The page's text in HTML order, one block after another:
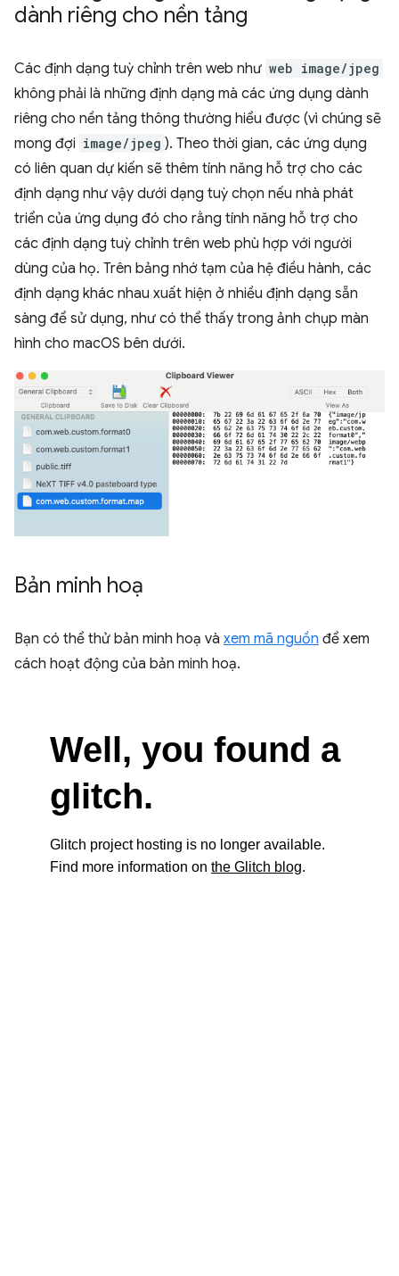
dành riêng cho nền tảng
Các định dạng tuỳ chỉnh trên web như web image/jpeg
không phải là những định dạng mà các ứng dụng dành
riêng cho nền tảng thông thường hiểu được (vì chúng sẽ
mong đợi image/jpeg ). Theo thời gian, các ứng dụng
có liên quan dự kiến sẽ thêm tính năng hỗ trợ cho các
định dạng như vậy dưới dạng tuỳ chọn nếu nhà phát
triển của ứng dụng đó cho rằng tính năng hỗ trợ cho
các định dạng tuỳ chỉnh trên web phù hợp với người
dùng của họ. Trên bảng nhớ tạm của hệ điều hành, các
định dạng khác nhau xuất hiện ở nhiều định dạng sẵn
sàng để sử dụng, như có thể thấy trong ảnh chụp màn
hình cho macOS bên dưới.
Bản minh hoạ
Bạn có thể thử bản minh hoạ và xem mã nguồn để xem
cách hoạt động của bản minh hoạ.